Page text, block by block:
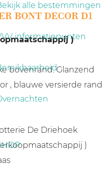
alle bestemmingen
informatiepunten
BONT DECOR D1
)
bovenrand. Glanzend
, blauwe versierde rand
De Driehoek
)